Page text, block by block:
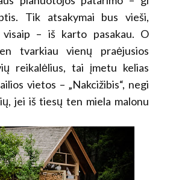
Tik atsakymai bus vieši,
– iš karto pasakau. O
tvarkiau vienų praėjusios
reikalėlius, tai įmetu kelias
vietos – „Nakcižibis“, negi
jei iš tiesų ten miela malonu